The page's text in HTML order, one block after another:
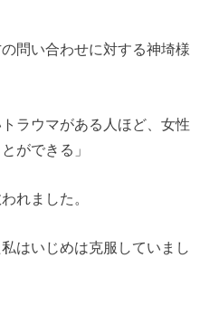
問い合わせに対する神埼様
ラウマがある人ほど、女性
ができる」
れました。
はいじめは克服していまし